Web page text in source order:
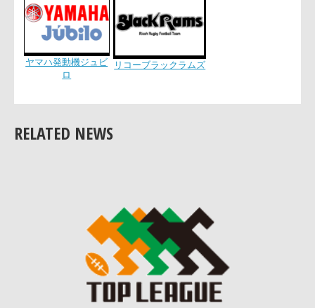
日本IBMビッグブル
ー
ス
RELATED NEWS